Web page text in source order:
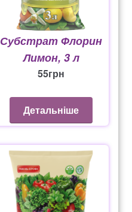
Субстрат Флорин
Лимон, 3 л
55грн
Детальніше